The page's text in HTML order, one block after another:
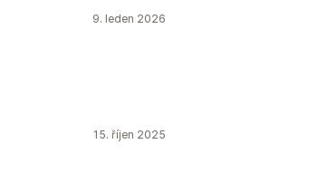
9. leden 2026
15. říjen 2025